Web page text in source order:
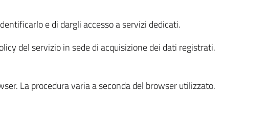
e di dargli accesso a servizi dedicati.
del servizio in sede di acquisizione dei dati registrati.
La procedura varia a seconda del browser utilizzato.